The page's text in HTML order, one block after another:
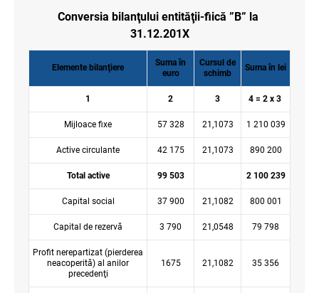
Conversia bilanţului entităţii-fiică ”B” la
31.12.201X
Elemente bilanţiere
Suma în
euro
Cursul de
schimb
Suma în lei
1 2 3 4 = 2 x 3
Mijloace fixe 57 328 21,1073 1 210 039
Active circulante 42 175 21,1073 890 200
Total active 99 503 2 100 239
Capital social 37 900 21,1082 800 001
Capital de rezervă 3 790 21,0548 79 798
Profit nerepartizat (pierderea
neacoperită) al anilor
precedenţi
1675 21,1082 35 356